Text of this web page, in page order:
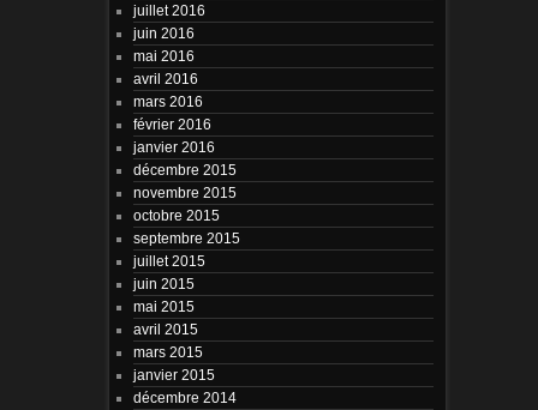
juillet 2016
juin 2016
mai 2016
avril 2016
mars 2016
février 2016
janvier 2016
décembre 2015
novembre 2015
octobre 2015
septembre 2015
juillet 2015
juin 2015
mai 2015
avril 2015
mars 2015
janvier 2015
décembre 2014